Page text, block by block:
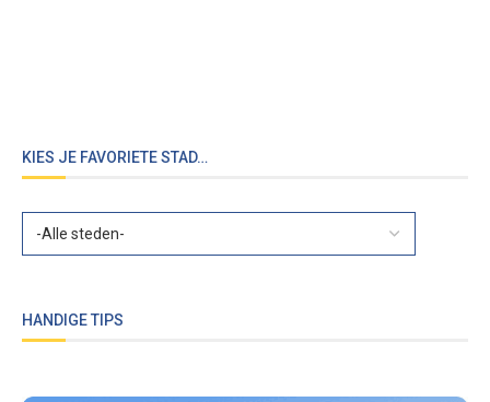
KIES JE FAVORIETE STAD…
HANDIGE TIPS